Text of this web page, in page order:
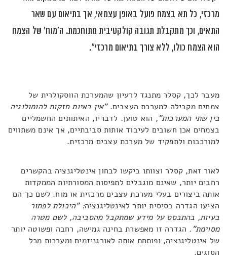
מרכזי, כל תא בצמח פועל באופן עצמאי, אך בתיאום עם שאר
התאים, וכך מתקבלת תגובה קולקטיבית מתוחכמת. ה'מוח' של הצמח
הוא הצמח כולו, ללא צורך בתיאום מרכזי".
מעבר לכך, קסלר מתנגד לרעיון שהמערכת הווסקולרית של
צמחים מקבילה למערכת העצבים."אין ראיות חזקות להומולוגיה
בין שתי המערכות", הוא טוען. לדבריו, האיתותים החשמליים
בצמחים אכן חשובים לעיבוד אותות סביבתיים, אך אינם משתווים
למורכבות ולתפקיד של מערכת עצבים מרכזית.
לאור זאת, קסלר וצוותו ביקשו לבחון אינטליגנציה בהקשרים
רחבים יותר, שאינם מוגבלים לתפיסות המסורתיות הממקדות
אותה ביצורים בעלי מערכת עצבים מרכזית או מוח. לשם כך הם
הציעו הגדרה בסיסית יותר לאינטליגנציה: "היכולת לפתור
בעיות, בהתבסס על מידע שמתקבל מהסביבה, לשם מטרה
מסוימת". הגדרה זו מאפשרת בחינה גמישה, רחבה ופשוטה יותר
של אינטליגנציה, ופותחת אותה לאורגניזמים ומערכות מכל
הסוגים.